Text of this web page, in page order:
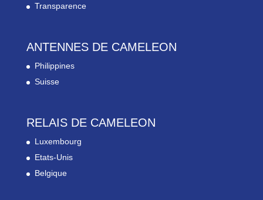
Transparence
ANTENNES DE CAMELEON
Philippines
Suisse
RELAIS DE CAMELEON
Luxembourg
Etats-Unis
Belgique